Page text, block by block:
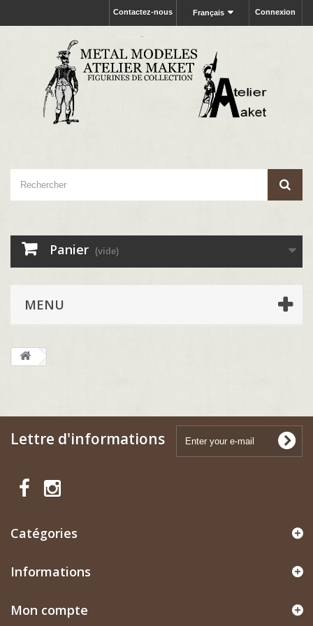
Connexion
Français
Contactez-nous
Panier (vide)
MENU
Lettre d'informations
Catégories
Informations
Mon compte